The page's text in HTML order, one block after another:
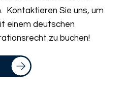
Kontaktieren Sie uns, um
einem deutschen
zu buchen!